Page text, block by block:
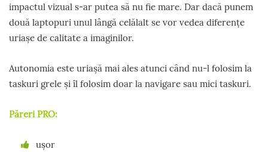
impactul vizual s-ar putea să nu fie mare. Dar dacă punem
două laptopuri unul lângă celălalt se vor vedea diferențe
uriașe de calitate a imaginilor.
Autonomia este uriașă mai ales atunci când nu-l folosim la
taskuri grele și îl folosim doar la navigare sau mici taskuri.
Păreri PRO:
ușor